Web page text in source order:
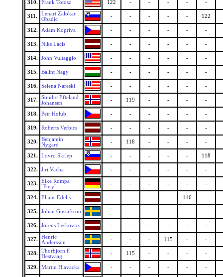
310. Frank Totosz 122 - - - - -
311.
Lenart Zalokar
Obadic
- - - - - 122
312. Adam Kopriva - - - - - -
313. Niks Lacis - - - - - -
314. John Vultaggio - - - - - -
315. Balint Nagy - - - - - -
316. Selena Nareski - - - - - -
317.
Sondre Efteland
Johansen
- 119 - - - -
318. Petr Holub - - - - - -
319. Roberts Verbics - - - - - -
320.
Benjamin
Nygard
- 118 - - - -
321. Lovro Skrlep - - - - - 118
322. Jiri Vacha - - - - - -
323.
Eike Rompa
"Fury"
- - - - - -
324. Elians Edelis - - - - 116 -
325. Johan Gustafsson - - - - - -
326. Jorens Leskovics - - - - - -
327.
Henric
Andersson
- - - 115 - -
328.
Thorbjorn F.
Hestvaag
- 115 - - - -
329. Martin Hlavacka - - - - - -